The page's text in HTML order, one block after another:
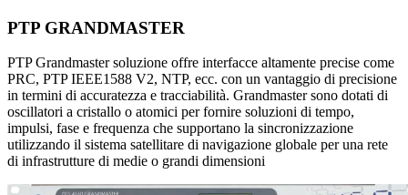
PTP GRANDMASTER
PTP Grandmaster soluzione offre interfacce altamente precise come
PRC, PTP IEEE1588 V2, NTP, ecc. con un vantaggio di precisione
in termini di accuratezza e tracciabilità. Grandmaster sono dotati di
oscillatori a cristallo o atomici per fornire soluzioni di tempo,
impulsi, fase e frequenza che supportano la sincronizzazione
utilizzando il sistema satellitare di navigazione globale per una rete
di infrastrutture di medie o grandi dimensioni